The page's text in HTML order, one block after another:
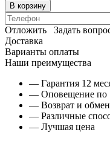
В корзину
Отложить
Задать
Доставка
Варианты оплаты
Наши преимущества
— Гарантия 12
— Оповещение по
— Возврат и обмен
— Различные
— Лучшая цена